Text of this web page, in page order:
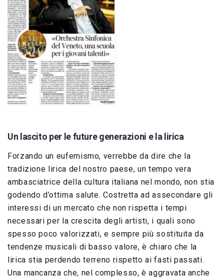
Un lascito per le future generazioni e la lirica
Forzando un eufemismo, verrebbe da dire che la
tradizione lirica del nostro paese, un tempo vera
ambasciatrice della cultura italiana nel mondo, non stia
godendo d’ottima salute. Costretta ad assecondare gli
interessi di un mercato che non rispetta i tempi
necessari per la crescita degli artisti, i quali sono
spesso poco valorizzati, e sempre più sostituita da
tendenze musicali di basso valore, è chiaro che la
lirica stia perdendo terreno rispetto ai fasti passati.
Una mancanza che, nel complesso, è aggravata anche